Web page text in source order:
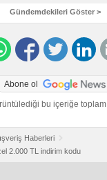
Gündemdekileri Göster >
Abone ol
bu içeriğe toplam
Haberleri
2.000 TL indirim kodu